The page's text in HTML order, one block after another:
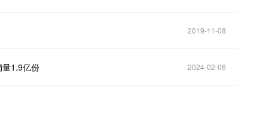
2019-11-08
1.9亿份 2024-02-06